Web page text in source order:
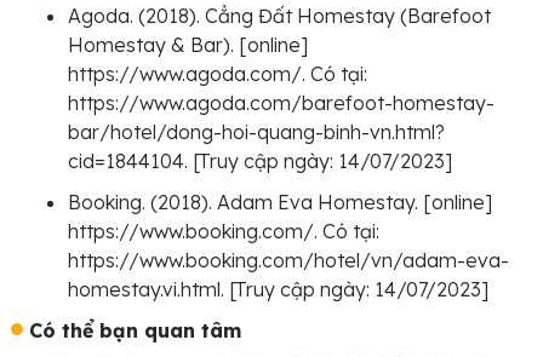
Agoda. (2018). Cẳng Đất Homestay (Barefoot
Homestay & Bar). [online]
https://www.agoda.com/. Có tại:
https://www.agoda.com/barefoot-homestay-
bar/hotel/dong-hoi-quang-binh-vn.html?
cid=1844104. [Truy cập ngày: 14/07/2023]
Booking. (2018). Adam Eva Homestay. [online]
https://www.booking.com/. Có tại:
https://www.booking.com/hotel/vn/adam-eva-
homestay.vi.html. [Truy cập ngày: 14/07/2023]
Có thể bạn quan tâm